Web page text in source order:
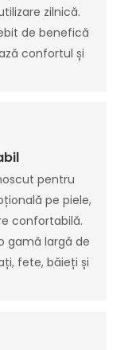
zilnică.
de benefică
confortul și
pentru
pe piele,
confortabilă.
gamă largă de
fete, băieți și